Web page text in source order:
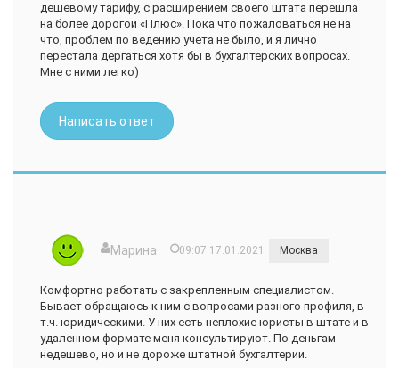
дешевому тарифу, с расширением своего штата перешла
на более дорогой «Плюс». Пока что пожаловаться не на
что, проблем по ведению учета не было, и я лично
перестала дергаться хотя бы в бухгалтерских вопросах.
Мне с ними легко)
Написать ответ
Марина 09:07 17.01.2021 Москва
Комфортно работать с закрепленным специалистом.
Бывает обращаюсь к ним с вопросами разного профиля, в
т.ч. юридическими. У них есть неплохие юристы в штате и в
удаленном формате меня консультируют. По деньгам
недешево, но и не дороже штатной бухгалтерии.